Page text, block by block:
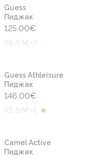
Guess
Пиджак
125.00€
XS S M +2
Guess Athleisure
Пиджак
146.00€
XS S M +1
Camel Active
Пиджак